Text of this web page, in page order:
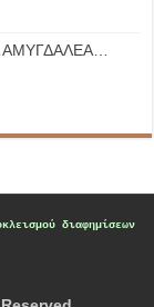
ΑΜΥΓΔΑΛΕΑ…
διαφημίσεων